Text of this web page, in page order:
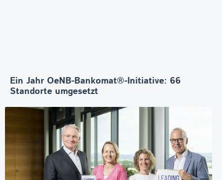
Ein Jahr OeNB-Bankomat®-Initiative: 66
Standorte umgesetzt